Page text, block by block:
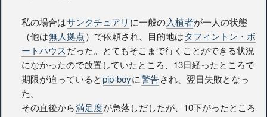
私の場合はサンクチュアリ に一般の入植者が一人の状態
（他は無人拠点）で依頼され、目的地はタフィントン・ボ
ートハウスだった。とてもそこまで行くことができる状況
になかったので放置していたところ、13日経ったところで
期限が迫っているとpip-boyに警告され、翌日失敗となっ
た。
その直後から満足度が急落しだしたが、10下がったところ